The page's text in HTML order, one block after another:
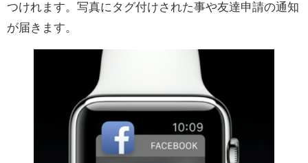
つけれます。写真にタグ付けされた事や友達申請の通知
が届きます。